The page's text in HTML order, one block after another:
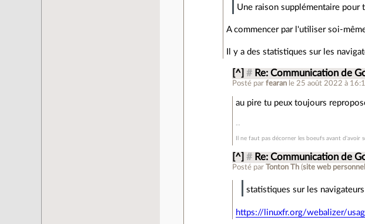
Une raison supplémentaire pour
A commencer par l'utiliser soi-
Il y a des statistiques sur les
[^] # Re: Communication de
Posté parfearan le 25 août 2022 à
au pire tu peux toujours
Il ne faut pas décorner les boeufs avant d'avoir
[^] # Re: Communication de
Posté parTonton Th (site web personnel
statistiques sur les
https://linuxfr.org/webalizer/